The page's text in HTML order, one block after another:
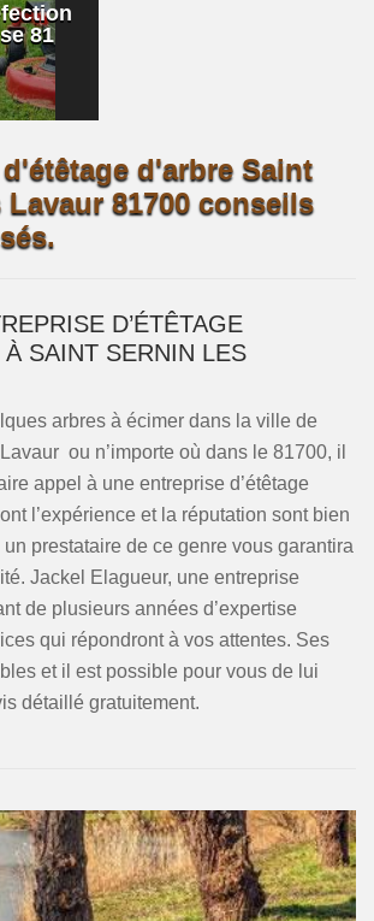
81
d'arbre Saint
81700 conseils
D’ÉTÊTAGE
SAINT SERNIN LES
arbres à écimer dans la ville de
ou n’importe où dans le 81700, il
appel à une entreprise d’étêtage
l’expérience et la réputation sont bien
prestataire de ce genre vous garantira
Jackel Elagueur, une entreprise
de plusieurs années d’expertise
qui répondront à vos attentes. Ses
et il est possible pour vous de lui
détaillé gratuitement.